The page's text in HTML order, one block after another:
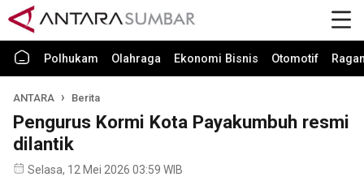
Polhukam Olahraga Ekonomi Bisnis Otomotif
ANTARA Berita
Pengurus Kormi Kota Payakumbuh resmi
dilantik
Selasa, 12 Mei 2026 03:59 WIB